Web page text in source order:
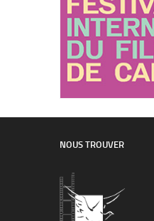
NOUS TROUVER